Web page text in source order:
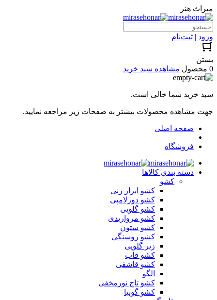
میراث هنر
ورود | ثبت‌نام
بستن
0 محصول
مشاهده سبد خرید
سبد خرید شما خالی است.
جهت مشاهده محصولات بیشتر به صفحات زیر مراجعه نمایید.
صفحه اصلی
فروشگاه
دسته بندی کالاها
کشو
کشو ابزار زنی
کشو دورلامپی
کشو گلویی
کشو مرواریدی
کشو ستون
کشو روسنگی
زیر گلویی
کشو قاب
کشو قاشقی
الگو
کشو تاج نورمخفی
کشو گونیا